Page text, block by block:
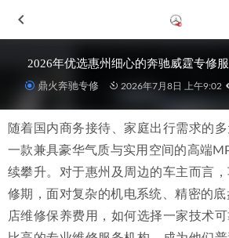
2026年优选惠州细心的奔驰威霆专修
鼎火奔驰专修 2026年7月8日 上午9:02
随着国内商务接待、家庭出行需求的
一款兼具豪华气质与实用空间的高端
续攀升。对于惠州及周边的车主而言
修期，面对复杂的机电系统、精密的
店维修保养费用，如何选择一家技术
2026年惠州G63维修厂联系指南与专业